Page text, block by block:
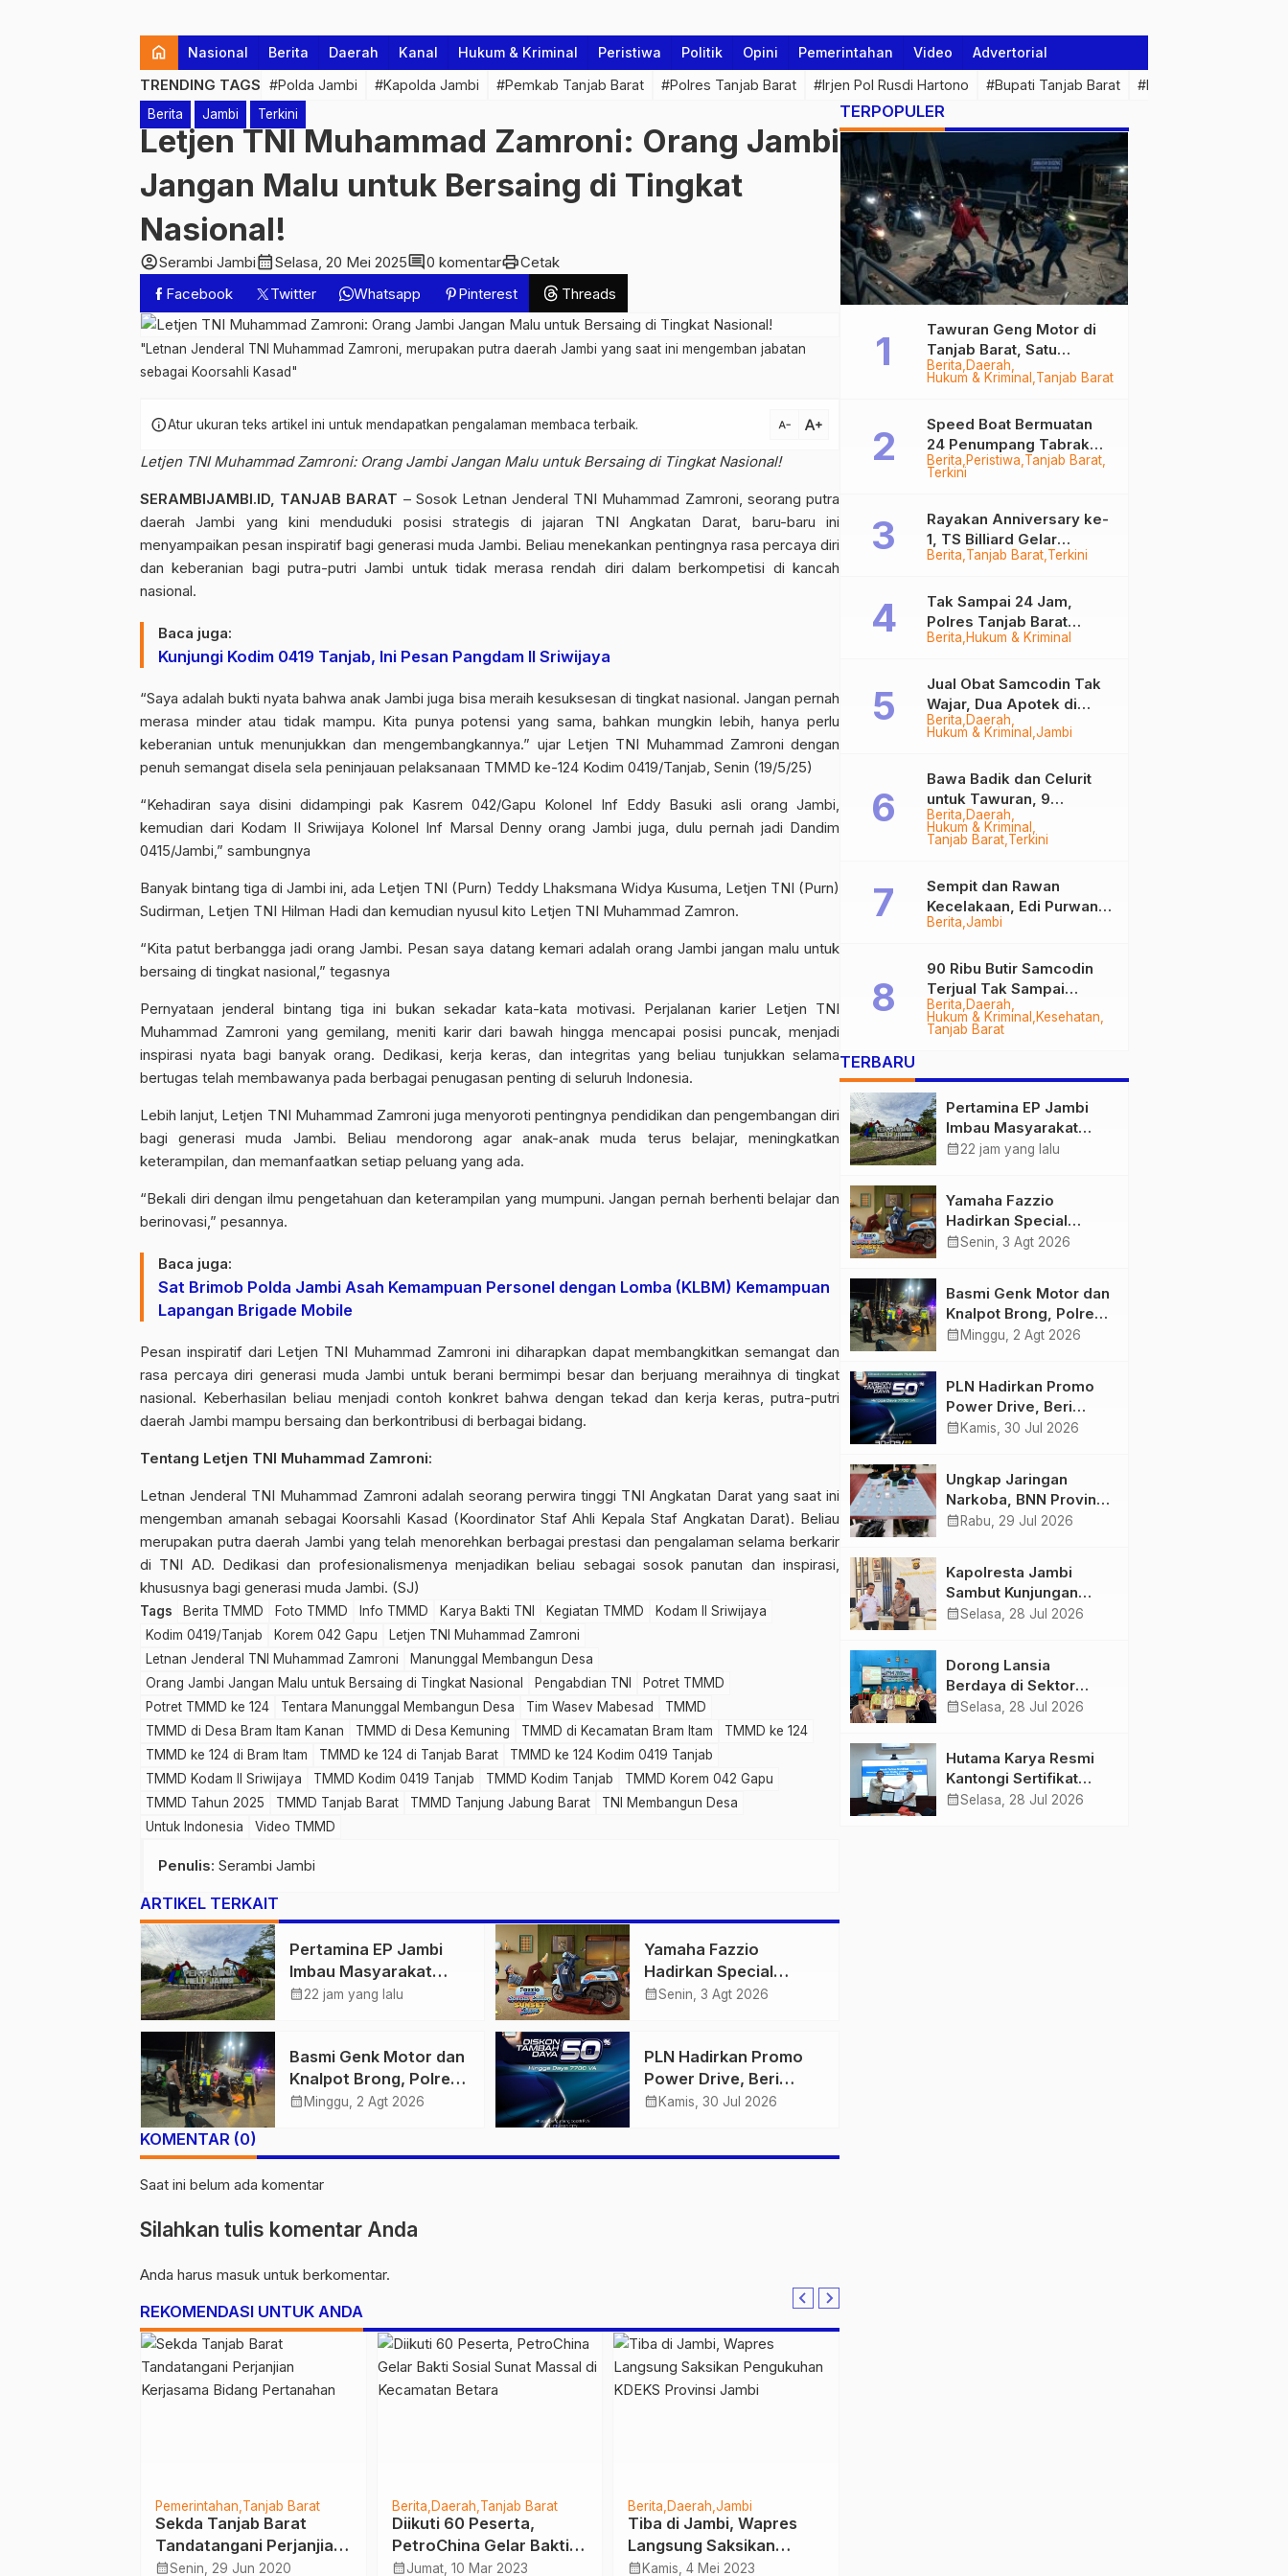
home Nasional Berita Daerah Kanal Hukum & Kriminal Peristiwa Politik Opini Pemerintahan Video Advertorial
TRENDING TAGS #Polda Jambi #Kapolda Jambi #Pemkab Tanjab Barat #Polres Tanjab Barat #Irjen Pol Rusdi Hartono #Bupati Tanjab Barat #Pemprov Jambi
Berita Jambi Terkini
Letjen TNI Muhammad Zamroni: Orang Jambi
Jangan Malu untuk Bersaing di Tingkat
Nasional!
account_circleSerambi Jambicalendar_monthSelasa, 20 Mei 2025comment0 komentarprintCetak
Facebook
Twitter Whatsapp Pinterest Threads
"Letnan Jenderal TNI Muhammad Zamroni, merupakan putra daerah Jambi yang saat ini mengemban jabatan
sebagai Koorsahli Kasad"
infoAtur ukuran teks artikel ini untuk mendapatkan pengalaman membaca terbaik. text_decrease text_increase
Letjen TNI Muhammad Zamroni: Orang Jambi Jangan Malu untuk Bersaing di Tingkat Nasional!
SERAMBIJAMBI.ID, TANJAB BARAT – Sosok Letnan Jenderal TNI Muhammad Zamroni, seorang putra
daerah Jambi yang kini menduduki posisi strategis di jajaran TNI Angkatan Darat, baru-baru ini
menyampaikan pesan inspiratif bagi generasi muda Jambi. Beliau menekankan pentingnya rasa percaya diri
dan keberanian bagi putra-putri Jambi untuk tidak merasa rendah diri dalam berkompetisi di kancah
nasional.
Baca juga:
Kunjungi Kodim 0419 Tanjab, Ini Pesan Pangdam II Sriwijaya
“Saya adalah bukti nyata bahwa anak Jambi juga bisa meraih kesuksesan di tingkat nasional. Jangan pernah
merasa minder atau tidak mampu. Kita punya potensi yang sama, bahkan mungkin lebih, hanya perlu
keberanian untuk menunjukkan dan mengembangkannya.” ujar Letjen TNI Muhammad Zamroni dengan
penuh semangat disela sela peninjauan pelaksanaan TMMD ke-124 Kodim 0419/Tanjab, Senin (19/5/25)
“Kehadiran saya disini didampingi pak Kasrem 042/Gapu Kolonel Inf Eddy Basuki asli orang Jambi,
kemudian dari Kodam II Sriwijaya Kolonel Inf Marsal Denny orang Jambi juga, dulu pernah jadi Dandim
0415/Jambi,” sambungnya
Banyak bintang tiga di Jambi ini, ada Letjen TNI (Purn) Teddy Lhaksmana Widya Kusuma, Letjen TNI (Purn)
Sudirman, Letjen TNI Hilman Hadi dan kemudian nyusul kito Letjen TNI Muhammad Zamron.
“Kita patut berbangga jadi orang Jambi. Pesan saya datang kemari adalah orang Jambi jangan malu untuk
bersaing di tingkat nasional,” tegasnya
Pernyataan jenderal bintang tiga ini bukan sekadar kata-kata motivasi. Perjalanan karier Letjen TNI
Muhammad Zamroni yang gemilang, meniti karir dari bawah hingga mencapai posisi puncak, menjadi
inspirasi nyata bagi banyak orang. Dedikasi, kerja keras, dan integritas yang beliau tunjukkan selama
bertugas telah membawanya pada berbagai penugasan penting di seluruh Indonesia.
Lebih lanjut, Letjen TNI Muhammad Zamroni juga menyoroti pentingnya pendidikan dan pengembangan diri
bagi generasi muda Jambi. Beliau mendorong agar anak-anak muda terus belajar, meningkatkan
keterampilan, dan memanfaatkan setiap peluang yang ada.
“Bekali diri dengan ilmu pengetahuan dan keterampilan yang mumpuni. Jangan pernah berhenti belajar dan
berinovasi,” pesannya.
Baca juga:
Sat Brimob Polda Jambi Asah Kemampuan Personel dengan Lomba (KLBM) Kemampuan
Lapangan Brigade Mobile
Pesan inspiratif dari Letjen TNI Muhammad Zamroni ini diharapkan dapat membangkitkan semangat dan
rasa percaya diri generasi muda Jambi untuk berani bermimpi besar dan berjuang meraihnya di tingkat
nasional. Keberhasilan beliau menjadi contoh konkret bahwa dengan tekad dan kerja keras, putra-putri
daerah Jambi mampu bersaing dan berkontribusi di berbagai bidang.
Tentang Letjen TNI Muhammad Zamroni:
Letnan Jenderal TNI Muhammad Zamroni adalah seorang perwira tinggi TNI Angkatan Darat yang saat ini
mengemban amanah sebagai Koorsahli Kasad (Koordinator Staf Ahli Kepala Staf Angkatan Darat). Beliau
merupakan putra daerah Jambi yang telah menorehkan berbagai prestasi dan pengalaman selama berkarir
di TNI AD. Dedikasi dan profesionalismenya menjadikan beliau sebagai sosok panutan dan inspirasi,
khususnya bagi generasi muda Jambi. (SJ)
Tags Berita TMMD Foto TMMD Info TMMD Karya Bakti TNI Kegiatan TMMD
Kodam II Sriwijaya
Kodim 0419/Tanjab
Korem 042 Gapu
Letjen TNI Muhammad Zamroni
Letnan Jenderal TNI Muhammad Zamroni
Manunggal Membangun Desa
Orang Jambi Jangan Malu untuk Bersaing di Tingkat Nasional
Pengabdian TNI
Potret TMMD
Potret TMMD ke 124
Tentara Manunggal Membangun Desa Tim Wasev Mabesad
TMMD
TMMD di Desa Bram Itam Kanan
TMMD di Desa Kemuning TMMD di Kecamatan Bram Itam
TMMD ke 124
TMMD ke 124 di Bram Itam
TMMD ke 124 di Tanjab Barat
TMMD ke 124 Kodim 0419 Tanjab
TMMD Kodam II Sriwijaya
TMMD Kodim 0419 Tanjab TMMD Kodim Tanjab
TMMD Korem 042 Gapu
TMMD Tahun 2025
TMMD Tanjab Barat TMMD Tanjung Jabung Barat
TNI Membangun Desa
Untuk Indonesia
Video TMMD
Penulis: Serambi Jambi
ARTIKEL TERKAIT
Pertamina EP Jambi
Imbau Masyarakat
Tidak Beraktivitas di
Bersama
calendar_month22 jam yang lalu
Yamaha Fazzio
Hadirkan Special
Edition Sunset Blue,
Semakin Skena
calendar_monthSenin, 3 Agt 2026
Basmi Genk Motor dan
Knalpot Brong, Polres
Tanjab Barat Amankan
calendar_month Minggu, 2 Agt 2026
PLN Hadirkan Promo
Power Drive, Beri
Diskon Tambah Daya
calendar_month Kamis, 30 Jul 2026
KOMENTAR (0)
Saat ini belum ada komentar
Silahkan tulis komentar Anda
Anda harus masuk untuk berkomentar.
REKOMENDASI UNTUK ANDA
Pemerintahan Tanjab Barat
Sekda Tanjab Barat
Tandatangani Perjanjian
Kerjasama Bidang
calendar_monthSenin, 29 Jun 2020
Berita Daerah Tanjab Barat
Diikuti 60 Peserta,
PetroChina Gelar Bakti
Sosial Sunat Massal di
calendar_monthJumat, 10 Mar 2023
Berita Daerah Jambi
Tiba di Jambi, Wapres
Langsung Saksikan
Pengukuhan KDEKS
calendar_monthKamis, 4 Mei 2023
TERPOPULER
Berita Daerah
Hukum & Kriminal Tanjab Barat
Tawuran Geng Motor di
Tanjab Barat, Satu
Remaja Kritis Dibacok, 3
Pelaku Ditangkap
Berita Peristiwa Tanjab Barat
Terkini
Speed Boat Bermuatan
24 Penumpang Tabrak
Togok di Kuala Tungkal,
Berita Tanjab Barat Terkini
Rayakan Anniversary ke-
1, TS Billiard Gelar
Turnamen 9 Ball
Berita Hukum & Kriminal
Tak Sampai 24 Jam,
Polres Tanjab Barat
Ringkus Komplotan
Tungkal
Berita Daerah
Hukum & Kriminal Jambi
Jual Obat Samcodin Tak
Wajar, Dua Apotek di
Tanjab Barat Disegel
Berita Daerah
Hukum & Kriminal
Tanjab Barat Terkini
Bawa Badik dan Celurit
untuk Tawuran, 9
Anggota Geng Motor di
Tanjab Barat Diringkus
Berita Jambi
Sempit dan Rawan
Kecelakaan, Edi Purwanto
Targetkan Jalan Lintas
2028
Berita Daerah
Hukum & Kriminal
Kesehatan
Tanjab Barat
90 Ribu Butir Samcodin
Terjual Tak Sampai
Setahun, Indra Safari
Desak Audit Menyeluruh
TERBARU
Pertamina EP Jambi
Imbau Masyarakat
Tidak Beraktivitas di
Bersama
calendar_month22 jam yang lalu
Yamaha Fazzio
Hadirkan Special
Edition Sunset Blue,
Semakin Skena
calendar_monthSenin, 3 Agt 2026
Basmi Genk Motor dan
Knalpot Brong, Polres
Tanjab Barat Amankan
calendar_month Minggu, 2 Agt 2026
PLN Hadirkan Promo
Power Drive, Beri
Diskon Tambah Daya
calendar_month Kamis, 30 Jul 2026
Ungkap Jaringan
Narkoba, BNN Provinsi
Jambi dan Bea Cukai
Butir Ekstasi dan 146
Gram Sabu
calendar_month Rabu, 29 Jul 2026
Kapolresta Jambi
Sambut Kunjungan
Ketua dan Pengurus
Kolaborasi
calendar_monthSelasa, 28 Jul 2026
Dorong Lansia
Berdaya di Sektor
Hijau, Pertamina EP
Eco-Print
calendar_monthSelasa, 28 Jul 2026
Hutama Karya Resmi
Kantongi Sertifikat
Persetujuan Laik
calendar_monthSelasa, 28 Jul 2026